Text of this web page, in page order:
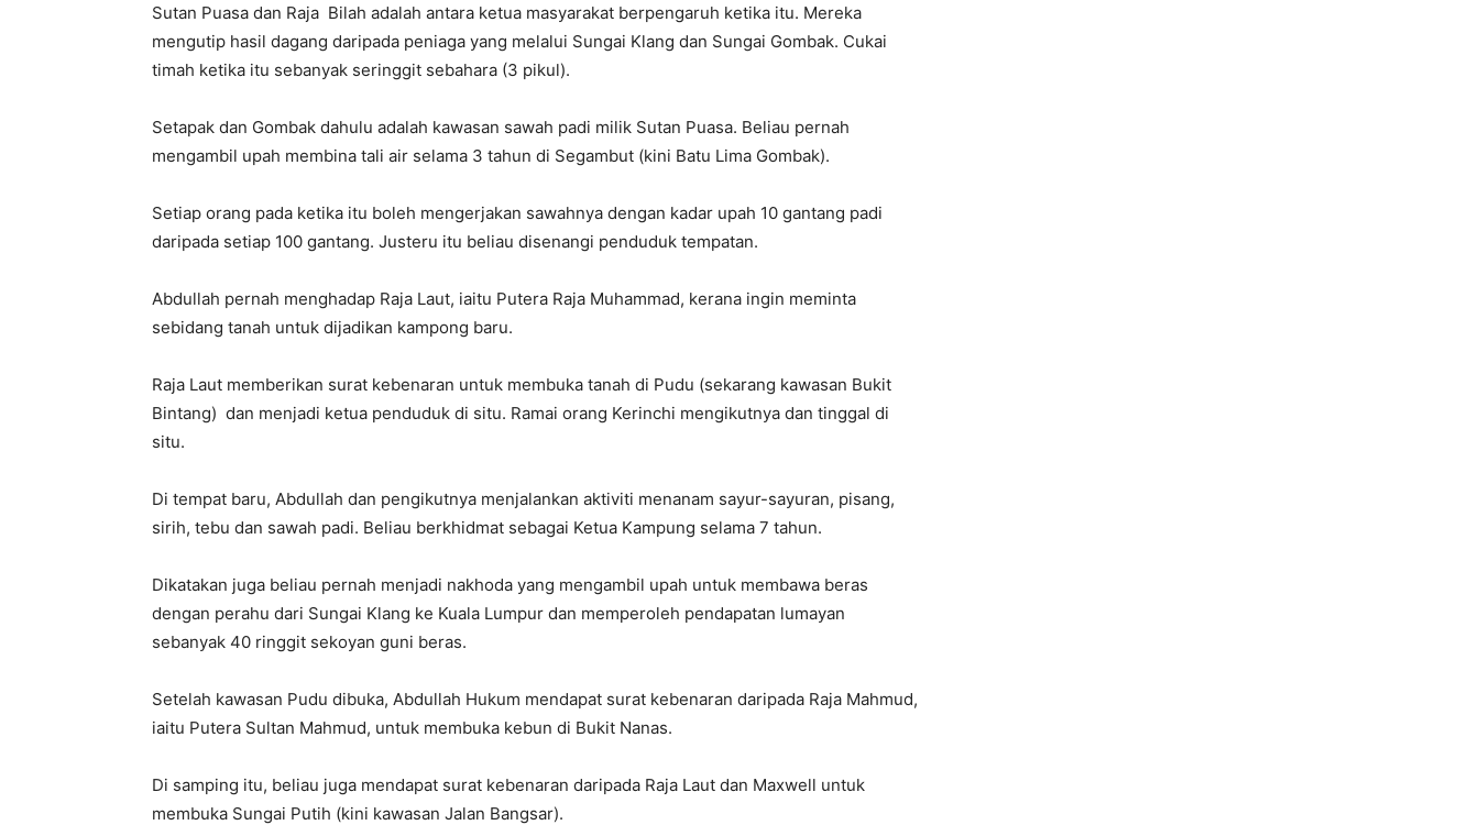
Sutan Puasa dan Raja Bilah adalah antara ketua masyarakat berpengaruh ketika itu. Mereka
mengutip hasil dagang daripada peniaga yang melalui Sungai Klang dan Sungai Gombak. Cukai
timah ketika itu sebanyak seringgit sebahara (3 pikul).
Setapak dan Gombak dahulu adalah kawasan sawah padi milik Sutan Puasa. Beliau pernah
mengambil upah membina tali air selama 3 tahun di Segambut (kini Batu Lima Gombak).
Setiap orang pada ketika itu boleh mengerjakan sawahnya dengan kadar upah 10 gantang padi
daripada setiap 100 gantang. Justeru itu beliau disenangi penduduk tempatan.
Abdullah pernah menghadap Raja Laut, iaitu Putera Raja Muhammad, kerana ingin meminta
sebidang tanah untuk dijadikan kampong baru.
Raja Laut memberikan surat kebenaran untuk membuka tanah di Pudu (sekarang kawasan Bukit
Bintang) dan menjadi ketua penduduk di situ. Ramai orang Kerinchi mengikutnya dan tinggal di
situ.
Di tempat baru, Abdullah dan pengikutnya menjalankan aktiviti menanam sayur-sayuran, pisang,
sirih, tebu dan sawah padi. Beliau berkhidmat sebagai Ketua Kampung selama 7 tahun.
Dikatakan juga beliau pernah menjadi nakhoda yang mengambil upah untuk membawa beras
dengan perahu dari Sungai Klang ke Kuala Lumpur dan memperoleh pendapatan lumayan
sebanyak 40 ringgit sekoyan guni beras.
Setelah kawasan Pudu dibuka, Abdullah Hukum mendapat surat kebenaran daripada Raja Mahmud,
iaitu Putera Sultan Mahmud, untuk membuka kebun di Bukit Nanas.
Di samping itu, beliau juga mendapat surat kebenaran daripada Raja Laut dan Maxwell untuk
membuka Sungai Putih (kini kawasan Jalan Bangsar).